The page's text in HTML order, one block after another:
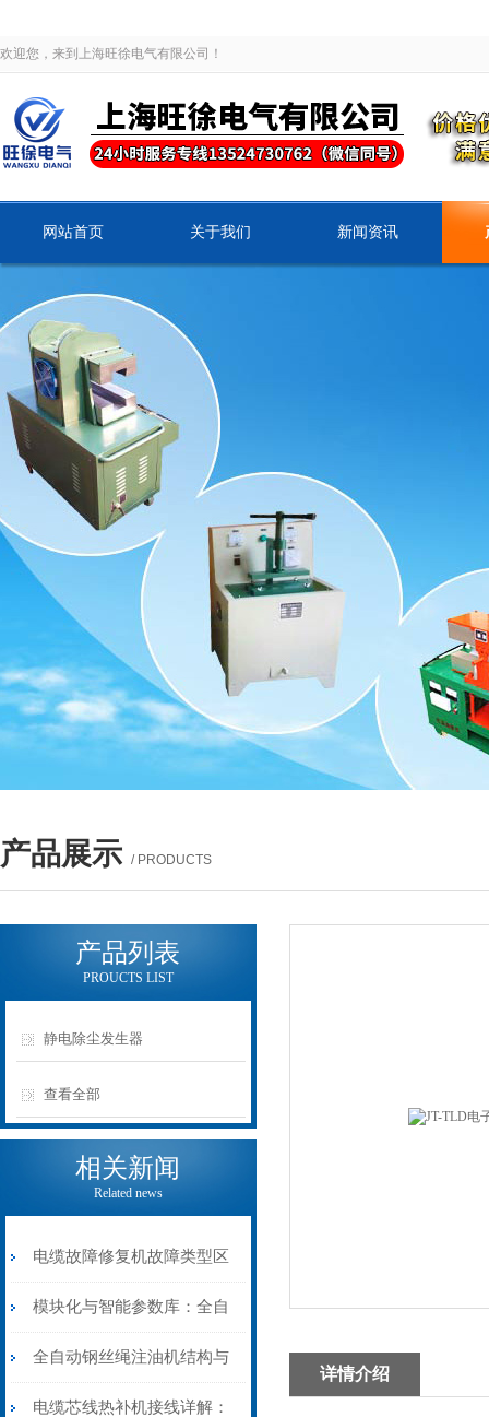
欢迎您，来到上海旺徐电气有限公司！
网站首页 关于我们 新闻资讯
产品展示 / PRODUCTS
产品列表
PROUCTS LIST
静电除尘发生器
查看全部
相关新闻
Related news
电缆故障修复机故障类型区
分指南：从“绝缘电
阻”到“波形特征”的精准诊
断逻辑
模块化与智能参数库：全自
动电缆修复机的快速换型逻
辑
全自动钢丝绳注油机结构与
工作原理：揭秘高效润滑的
电缆芯线热补机接线详解：
详情介绍